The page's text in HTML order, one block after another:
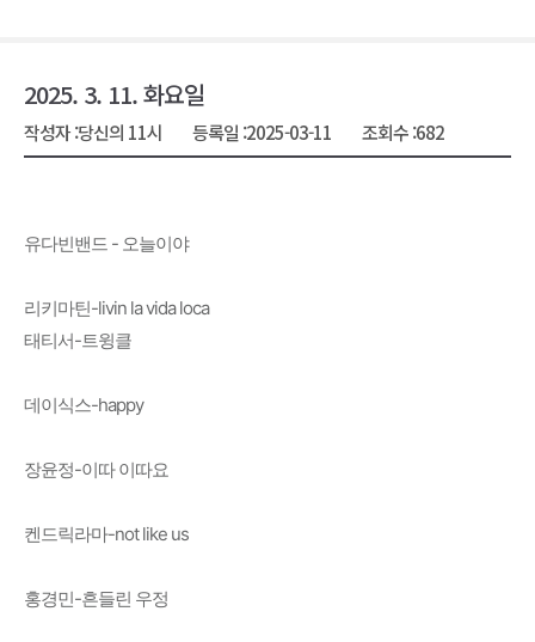
2025. 3. 11. 화요일
작성자 :당신의 11시 등록일 :2025-03-11 조회수 :682
유다빈밴드 - 오늘이야
리키마틴-livin la vida loca
태티서-트윙클
데이식스-happy
장윤정-이따 이따요
켄드릭라마-not like us
홍경민-흔들린 우정